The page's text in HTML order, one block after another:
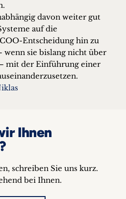
davon weiter gut
auf die
Entscheidung hin zu
wenn sie bislang nicht über
mit der Einführung einer
Ihnen
schreiben Sie uns kurz.
bei Ihnen.